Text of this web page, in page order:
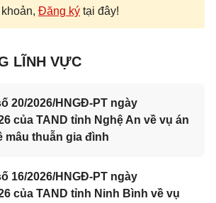
Đăng ký tại đây!
LĨNH VỰC
20/2026/HNGĐ-PT ngày
của TAND tỉnh Nghệ An về vụ án
mâu thuẫn gia đình
16/2026/HNGĐ-PT ngày
của TAND tỉnh Ninh Bình về vụ